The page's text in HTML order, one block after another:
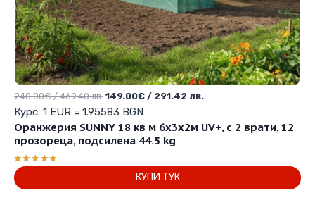
Оранжерия SUNNY 18 кв м 6х3х2м UV+, с 2 врати, 12
прозореца, подсилена 44.5 kg
Оценено с
5.00
от 5
240.00€/ 469.40 лв. Original
price
was:
240.00€
469.40 лв..
149.00€ / 291.42 лв.
е:
291.42 лв..
Курс: 1 EUR = 1.95583 BGN
КУПИ ТУК